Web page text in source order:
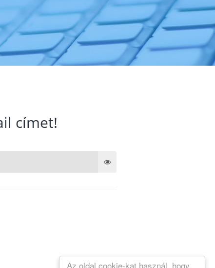
Az oldal cookie-kat használ, hogy
címet!